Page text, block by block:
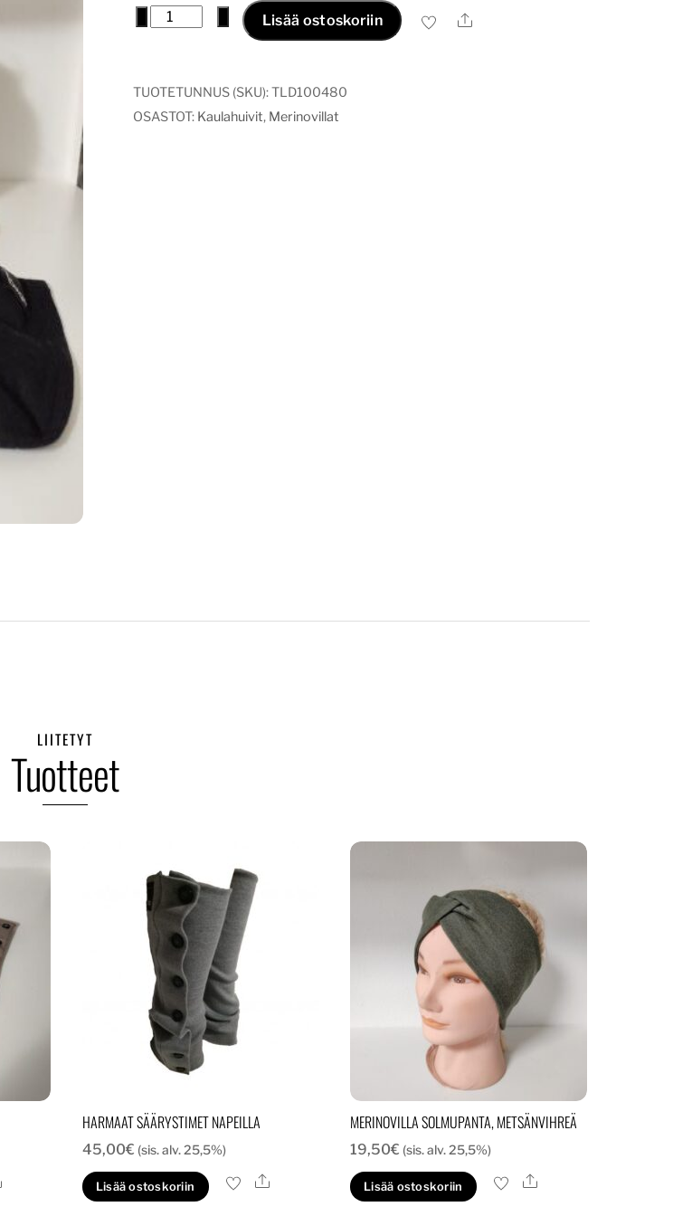
Merinovilla
Lisää ostoskoriin Ale
TUOTETUNNUS (SKU):TLD100480
OSASTOT: Kaulahuivit, Merinovillat
LIITETYT
Tuotteet
Ale
HARMAAT SÄÄRYSTIMET NAPEILLA
45,00€ (sis. alv. 25,5%)
Lisää ostoskoriin Ale
MERINOVILLA SOLMUPANTA, METSÄNVIHREÄ
19,50€ (sis. alv. 25,5%)
Lisää ostoskoriin Ale